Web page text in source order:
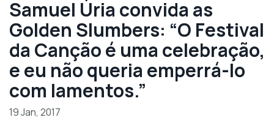
Samuel Úria convida as
Golden Slumbers: “O Festival
da Canção é uma celebração,
e eu não queria emperrá-lo
com lamentos.”
19 Jan, 2017